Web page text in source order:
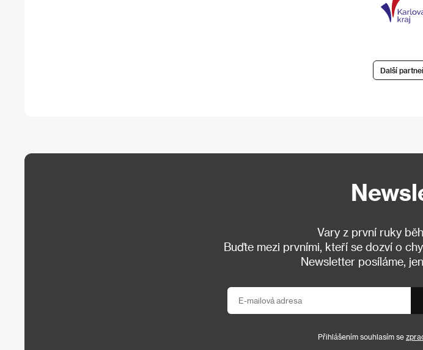
Další
Vary z první ruky
Buďte mezi prvními, kteří se dozví o
Newsletter posíláme,
Přihlášením souhlasím se